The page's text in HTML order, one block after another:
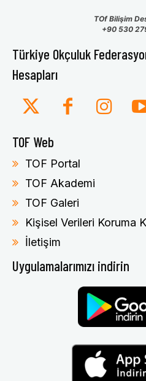
TOf Bilişim
+90 530
Türkiye Okçuluk
Hesapları
TOF Web
TOF Portal
TOF Akademi
TOF Galeri
Kişisel Verileri Koruma
İletişim
Uygulamalarımızı indirin